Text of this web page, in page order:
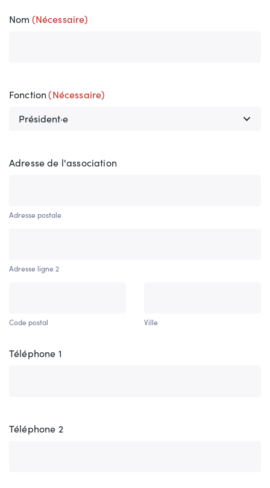
Nom (Nécessaire)
Fonction (Nécessaire)
Adresse de l'association
Adresse postale
Adresse ligne 2
Code postal Ville
Téléphone 1
Téléphone 2